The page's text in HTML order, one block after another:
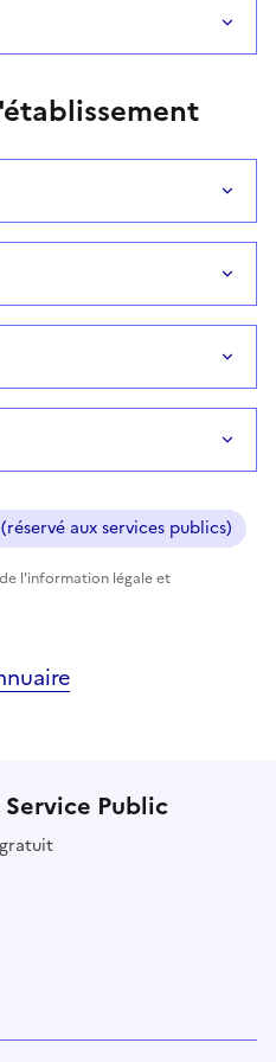
aux services publics)
l'information légale et
Public